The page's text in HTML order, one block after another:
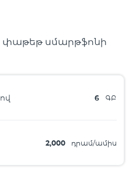
սմարթֆոնի
6 ԳԲ
2,000 դրամ/ամիս